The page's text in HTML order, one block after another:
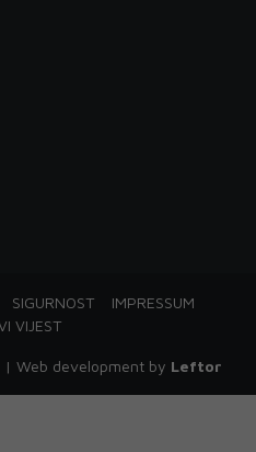
SIGURNOST
IMPRESSUM
VIJEST
Web development by Leftor